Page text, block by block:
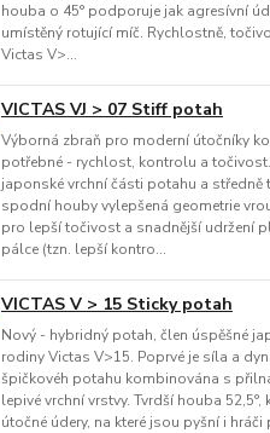
houba o 45° podporuje jak agresívní
umístěný rotující míč. Rychlostně,
Victas V>...
VICTAS VJ > 07 Stiff potah
Výborná zbraň pro moderní útočníky
potřebné - rychlost, kontrolu a
japonské vrchní části potahu a středně
spodní houby vylepšená geometrie
pro lepší točivost a snadnější udržení
pálce (tzn. lepší kontro...
VICTAS V > 15 Sticky potah
Nový - hybridný potah, člen úspěšné
rodiny Victas V>15. Poprvé je síla a
špičkovéh potahu kombinována s
lepivé vrchní vrstvy. Tvrdší houba 52,5°,
útočné údery, na které jsou pyšní i